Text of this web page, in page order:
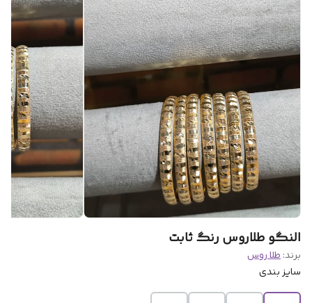
النگو طلاروس رنگ ثابت
برند:طلا روس
سایز بندی